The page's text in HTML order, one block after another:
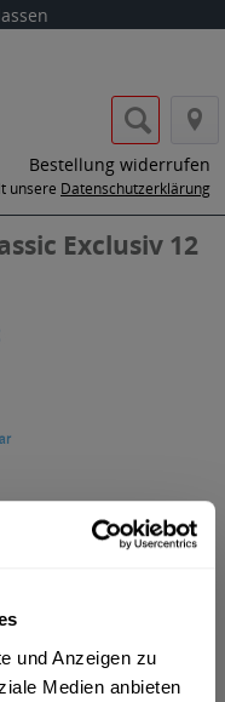
und Anzeigen zu
Medien anbieten
Bestellung widerrufen
unsere Datenschutzerklärung
Exclusiv 12